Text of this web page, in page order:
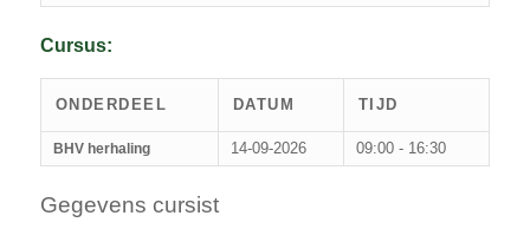
Cursus:
ONDERDEEL DATUM TIJD
BHV herhaling 14-09-2026 09:00 - 16:30
Gegevens cursist